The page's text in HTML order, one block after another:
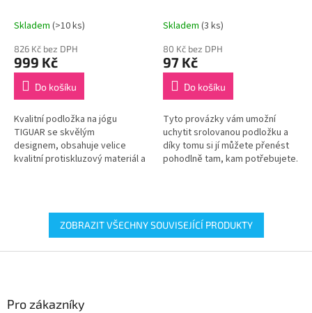
Skladem (>10 ks)
826 Kč bez DPH
999 Kč
Do košíku
Kvalitní podložka na jógu
TIGUAR se skvělým
designem, obsahuje velice
kvalitní protiskluzový materiál a
Skladem (3 ks)
80 Kč bez DPH
97 Kč
Do košíku
Tyto provázky vám umožní
uchytit srolovanou podložku a
díky tomu si jí můžete přenést
pohodlně tam, kam potřebujete.
ZOBRAZIT VŠECHNY SOUVISEJÍCÍ PRODUKTY
Pro zákazníky